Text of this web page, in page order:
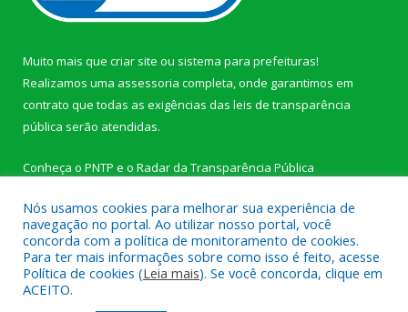
Muito mais que criar site ou sistema para prefeituras!
Realizamos uma assessoria completa, onde garantimos em
contrato que todas as exigências das leis de transparência
pública serão atendidas.
Conheça o PNTP e o Radar da Transparência Pública
Todos os direitos reservados a Câmara Municipal de Novo
Progresso.
Nós usamos cookies para melhorar sua experiência de
navegação no portal. Ao utilizar nosso portal, você
concorda com a política de monitoramento de cookies.
Para ter mais informações sobre como isso é feito, acesse
Política de cookies (Leia mais). Se você concorda, clique em
ACEITO.